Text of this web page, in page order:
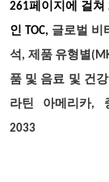
261페이지에 걸쳐
인 TOC, 글로벌 비
석, 제품 유형별
품 및 음료 및 건
라틴 아메리카,
2033